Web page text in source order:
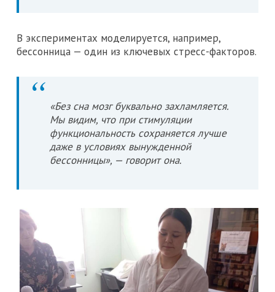
В экспериментах моделируется, например,
бессонница — один из ключевых стресс-факторов.
«Без сна мозг буквально захламляется.
Мы видим, что при стимуляции
функциональность сохраняется лучше
даже в условиях вынужденной
бессонницы», — говорит она.